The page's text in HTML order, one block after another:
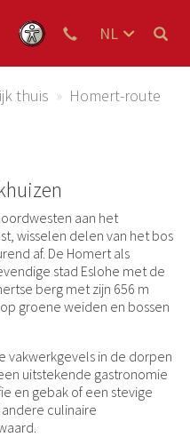
NL
und der
thuis Homert-route
aan het
wisselen delen van het bos
af. De Homert als
stad Eslohe met de
berg met zijn 656 m
groene weiden en bossen
vakwerkgevels in de dorpen
uitstekende gastronomie
en gebak of een stevige
culinaire